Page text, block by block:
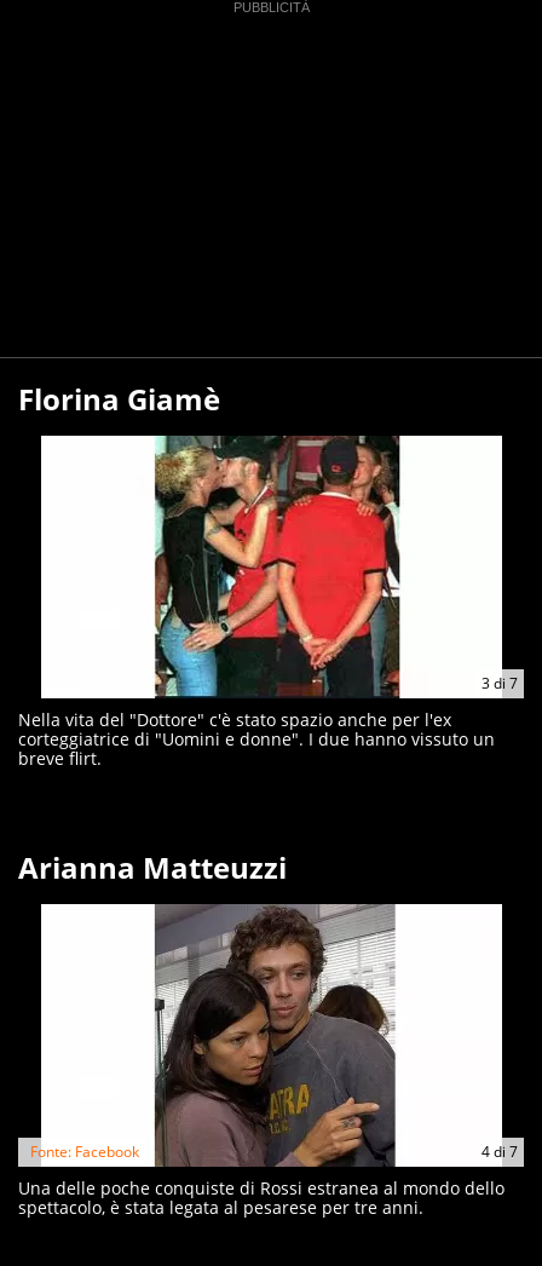
Florina Giamè
3di 7
Nella vita del "Dottore" c'è stato spazio anche per l'ex
corteggiatrice di "Uomini e donne". I due hanno vissuto un
breve flirt.
Arianna Matteuzzi
4di 7
Fonte: Facebook
Una delle poche conquiste di Rossi estranea al mondo dello
spettacolo, è stata legata al pesarese per tre anni.